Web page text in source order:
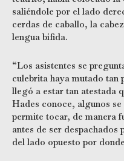
saliéndole por el lado
cerdas de caballo, la
lengua bífida.
“Los asistentes se
culebrita haya mutado tan
llegó a estar tan atestada
Hades conoce, algunos
permite tocar, de manera
antes de ser
del lado opuesto por